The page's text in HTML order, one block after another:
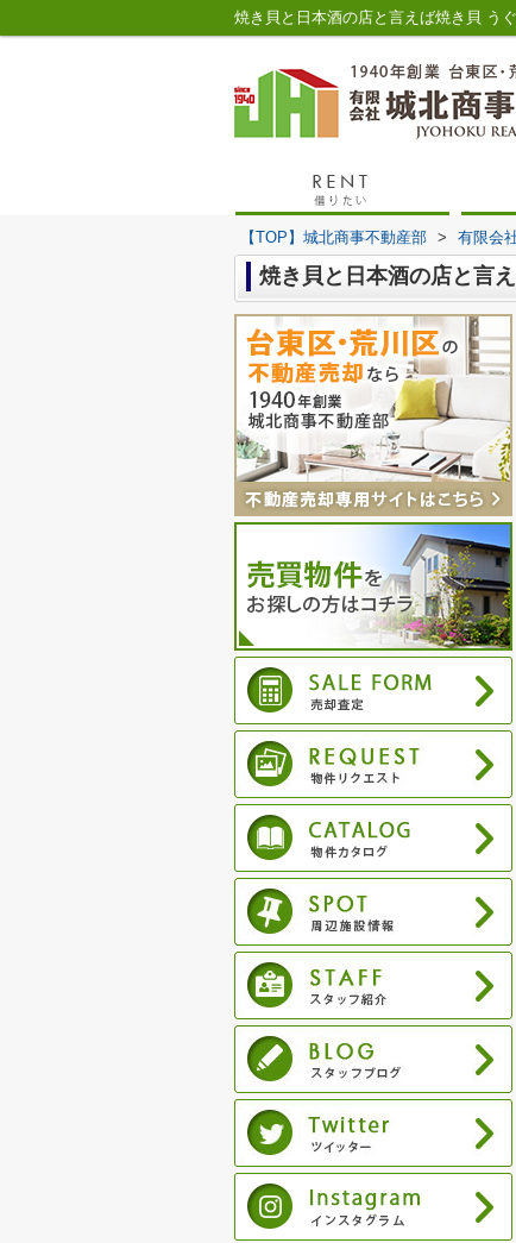
焼き貝と日本酒の店と言えば焼き貝 う
【TOP】城北商事不動産部 > 有限会
焼き貝と日本酒の店と言